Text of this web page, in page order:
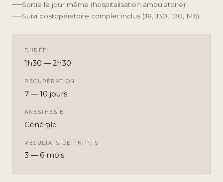
Sortie le jour même (hospitalisation ambulatoire)
Suivi postopératoire complet inclus (J8, J30, J90, M6)
DURÉE
1h30 — 2h30
RÉCUPÉRATION
7 — 10 jours
ANESTHÉSIE
Générale
RÉSULTATS DÉFINITIFS
3 — 6 mois